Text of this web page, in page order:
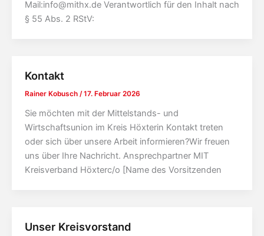
Mail:info@mithx.de Verantwortlich für den Inhalt nach
§ 55 Abs. 2 RStV:
Kontakt
Rainer Kobusch /17. Februar 2026
Sie möchten mit der Mittelstands- und
Wirtschaftsunion im Kreis Höxterin Kontakt treten
oder sich über unsere Arbeit informieren?Wir freuen
uns über Ihre Nachricht. Ansprechpartner MIT
Kreisverband Höxterc/o [Name des Vorsitzenden
Unser Kreisvorstand